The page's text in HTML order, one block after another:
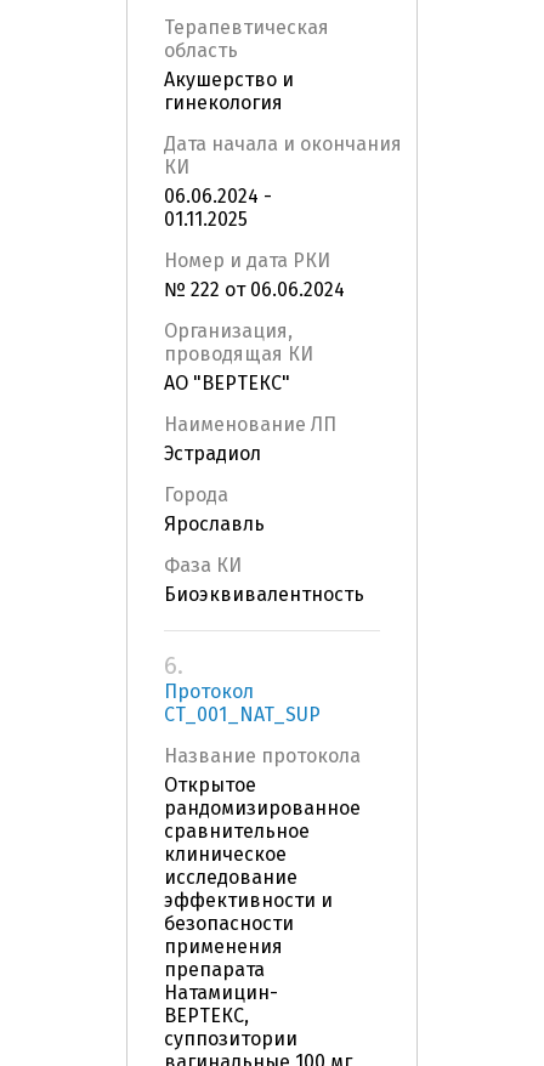
Терапевтическая
область
Акушерство и
гинекология
Дата начала и окончания
КИ
06.06.2024 -
01.11.2025
Номер и дата РКИ
№ 222 от 06.06.2024
Организация,
проводящая КИ
АО "ВЕРТЕКС"
Наименование ЛП
Эстрадиол
Города
Ярославль
Фаза КИ
Биоэквивалентность
6.
Протокол
CT_001_NAT_SUP
Название протокола
Открытое
рандомизированное
сравнительное
клиническое
исследование
эффективности и
безопасности
применения
препарата
Натамицин-
ВЕРТЕКС,
суппозитории